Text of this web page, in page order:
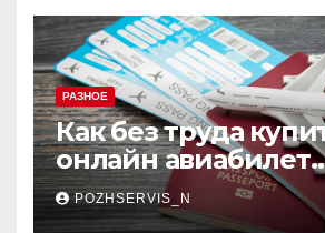
РАЗНОЕ
Как без труда
онлайн авиабилет
Аэрофлота:
руководство
POZHSERVIS_N